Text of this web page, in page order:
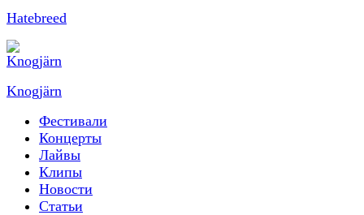
Hatebreed
Knogjärn
Фестивали
Концерты
Лайвы
Клипы
Новости
Статьи